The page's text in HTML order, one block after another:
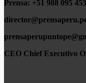
Prensa: +51 988 095 453
CEO Chief Executivo